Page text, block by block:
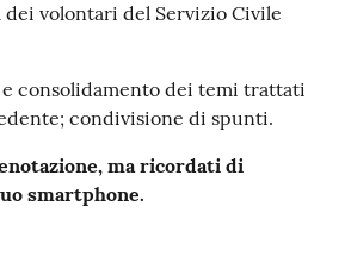
dei volontari del Servizio Civile
consolidamento dei temi trattati
condivisione di spunti.
ma ricordati di
smartphone.